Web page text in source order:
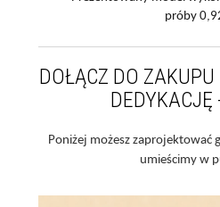
próby
DOŁĄCZ DO
DEDYKACJĘ
Poniżej możesz zaprojektować
umieścimy w